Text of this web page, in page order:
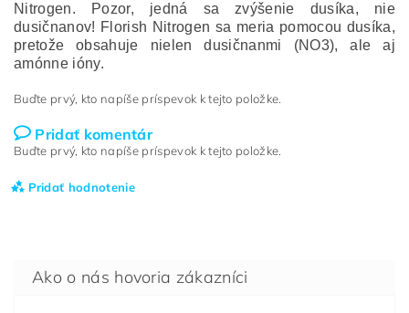
Nitrogen.
Pozor, jedná sa zvýšenie dusíka, nie
dusičnanov! Florish Nitrogen sa meria pomocou dusíka,
pretože obsahuje nielen dusičnanmi (NO3), ale aj
amónne ióny.
Buďte prvý, kto napíše príspevok k tejto položke.
Pridať komentár
Buďte prvý, kto napíše príspevok k tejto položke.
Pridať hodnotenie